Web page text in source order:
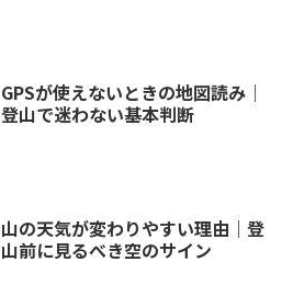
GPSが使えないときの地図読み｜
登山で迷わない基本判断
山の天気が変わりやすい理由｜登
山前に見るべき空のサイン